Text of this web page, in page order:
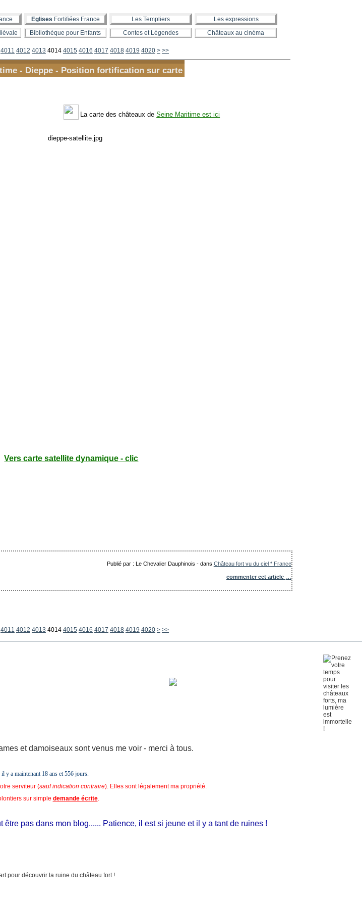
Eglises Fortifiées France Les Templiers
Les expressions
Bibliothèque pour Enfants Contes et Légendes Châteaux au cinéma
4011 4012 4013 4014 4015 4016 4017 4018 4019 4020 4030
4040
4050
4060
4070
4080
4090
4100
4200
4300
4400
4500
4600
4700
4800
4900
5000
5100
5200
5300
5400
5500
5600
> >>
- Dieppe - Position fortification sur carte
La carte des châteaux deSeine Maritime est ici
Vers carte satellite dynamique - clic
Publié par : Le Chevalier Dauphinois -dans Château fort vu du ciel * France
commenter cet article
4011 4012 4013 4014 4015 4016 4017 4018 4019 4020 4030
4040
4050
4060
4070
4080
4090
4100
4200
4300
4400
4500
4600
4700
4800
4900
5000
5100
5200
5300
5400
5500
5600
> >>
et damoiseaux sont venus me voir - merci à tous.
il y a maintenant 18 ans et556 jours.
serviteur (sauf indication contraire). Elles sont légalement ma propriété.
sur simple demande écrite.
pas dans mon blog...... Patience, il est si jeune et il y a tant de ruines !